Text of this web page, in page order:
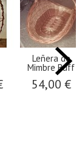
Leñera de
Mimbre Buff
54,00 €